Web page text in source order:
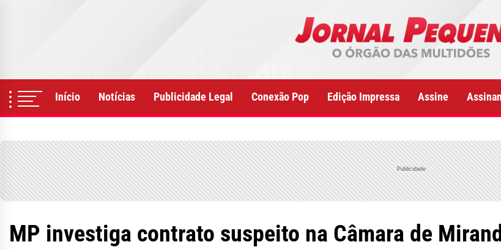
Início Notícias Publicidade Legal Conexão Pop Edição Impressa Assine
Publicidade
MP investiga contrato suspeito na Câmara de